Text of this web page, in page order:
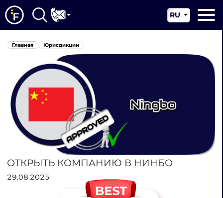
О нас
Новости
Юрисдикции
RU
EN
Главная Юрисдикции
ОТКРЫТЬ КОМПАНИЮ В НИНБО
29.08.2025